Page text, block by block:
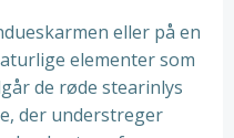
eller på en
elementer som
de røde stearinlys
der understreger